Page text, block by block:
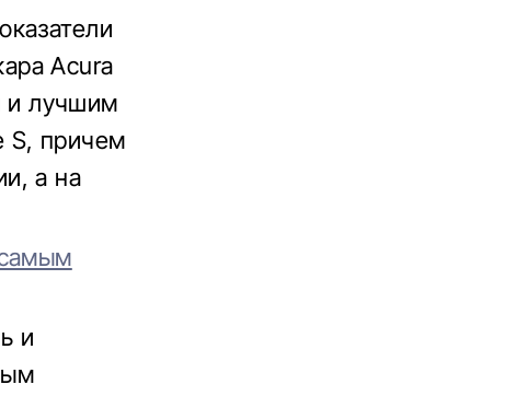
Acura
и лучшим
S, причем
а на
и